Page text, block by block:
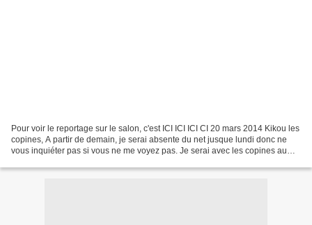
Pour voir le reportage sur le salon, c'est ICI ICI ICI CI 20 mars 2014 Kikou les
copines, A partir de demain, je serai absente du net jusque lundi donc ne
vous inquiéter pas si vous ne me voyez pas. Je serai avec les copines au